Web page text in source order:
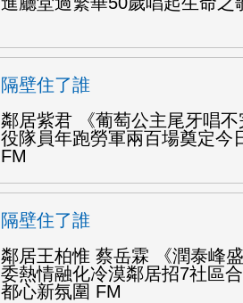
隔壁住了誰
鄰居紫君 《葡萄公主尾牙唱
役隊員年跑勞軍兩百場奠定今
FM
隔壁住了誰
鄰居王柏惟 蔡岳霖 《潤泰峰
委熱情融化冷漠鄰居招7社區
都心新氛圍 FM